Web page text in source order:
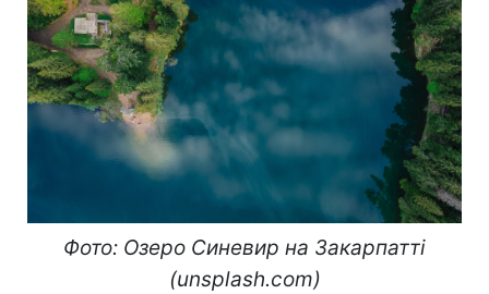
Фото: Озеро Синевир на Закарпатті
(unsplash.com)